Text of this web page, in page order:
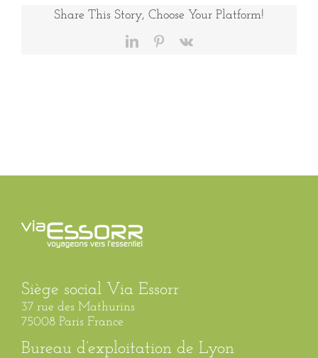
Share This Story, Choose Your Platform!
LinkedInPinterest
Vk
Siège social Via Essorr
37 rue des Mathurins
75008 Paris France
Bureau d’exploitation de Lyon